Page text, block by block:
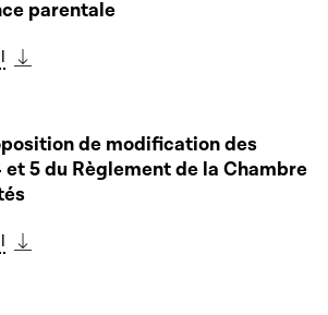
parentale
de modification des
et 5 du Règlement de la Chambre